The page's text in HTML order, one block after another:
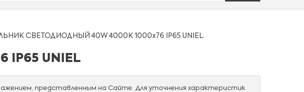
СВЕТОДИОДНЫЙ 40W 4000К 1000х76 IP65 UNIEL
UNIEL
представленным на Сайте. Для уточнения характеристик